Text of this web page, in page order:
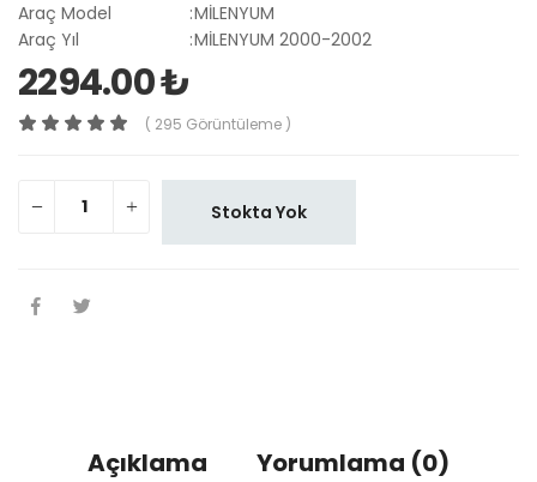
Araç Model
:MİLENYUM
Araç Yıl
:MİLENYUM 2000-2002
2294.00 ₺
( 295 Görüntüleme )
Stokta Yok
Açıklama Yorumlama (0)